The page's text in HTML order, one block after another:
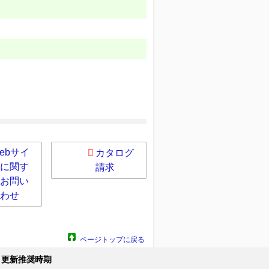
サイ
関す
問い
せ
カタログ
請求
ページトップに戻る
更新推奨時期